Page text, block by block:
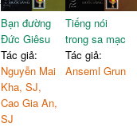
Bạn đường
Đức Giêsu
Tác giả:
Nguyễn Mai
Kha, SJ,
Cao Gia An,
SJ
Tiếng nói
trong sa mạc
Tác giả:
Anseml Grun